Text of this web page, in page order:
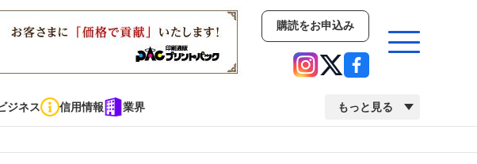
購読をお申込み
ジネス 信用情報 業界 もっと見る
イベント